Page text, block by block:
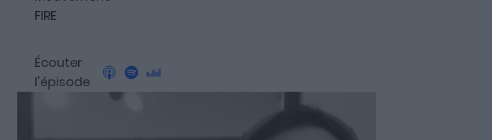
FIRE
Écouter
l'épisode